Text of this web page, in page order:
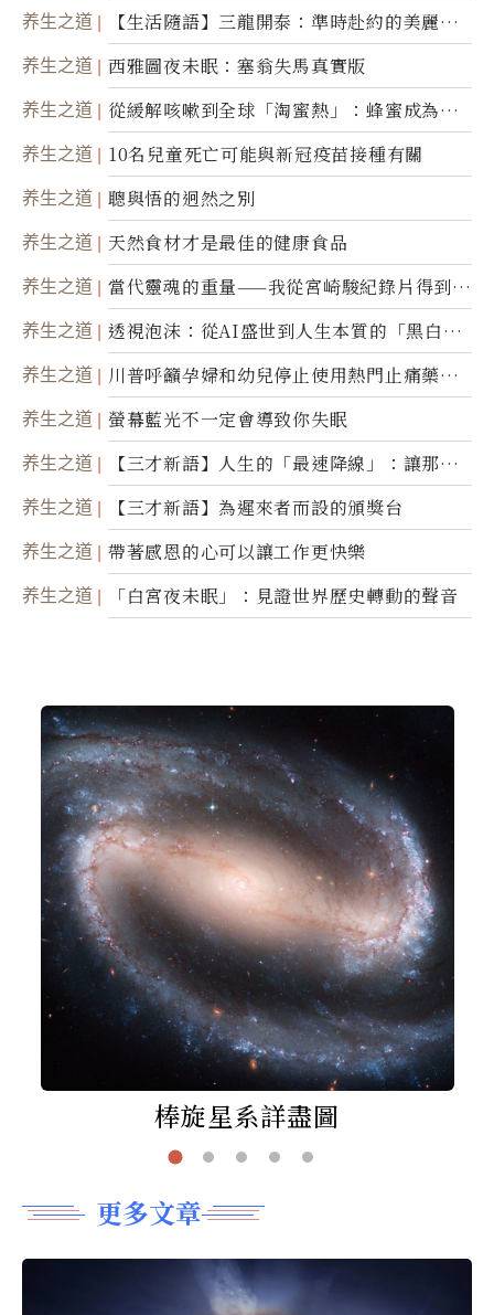
养生之道
【生活隨語】三龍開泰：準時赴約的美麗震
撼
养生之道 西雅圖夜未眠：塞翁失馬真實版
养生之道
從緩解咳嗽到全球「淘蜜熱」：蜂蜜成為健
康產業前沿商品
养生之道 10名兒童死亡可能與新冠疫苗接種有關
养生之道 聰與悟的迥然之別
养生之道 天然食材才是最佳的健康食品
养生之道
當代靈魂的重量——我從宮崎駿紀錄片得到的
省思
养生之道
透視泡沫：從AI盛世到人生本質的「黑白一
瞬」
养生之道
川普呼籲孕婦和幼兒停止使用熱門止痛藥泰
諾
养生之道 螢幕藍光不一定會導致你失眠
养生之道
【三才新語】人生的「最速降線」：讓那道
光，帶你滑向自己
养生之道 【三才新語】為遲來者而設的頒獎台
养生之道 帶著感恩的心可以讓工作更快樂
养生之道 「白宮夜未眠」：見證世界歷史轉動的聲音
棒旋星系詳盡圖
更多文章